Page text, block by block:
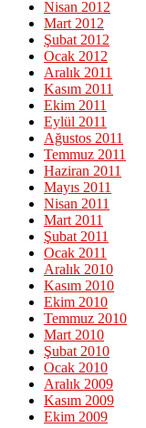
Nisan 2012
Mart 2012
Şubat 2012
Ocak 2012
Aralık 2011
Kasım 2011
Ekim 2011
Eylül 2011
Ağustos 2011
Temmuz 2011
Haziran 2011
Mayıs 2011
Nisan 2011
Mart 2011
Şubat 2011
Ocak 2011
Aralık 2010
Kasım 2010
Ekim 2010
Temmuz 2010
Mart 2010
Şubat 2010
Ocak 2010
Aralık 2009
Kasım 2009
Ekim 2009